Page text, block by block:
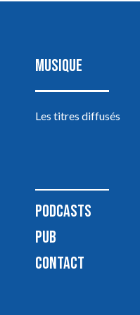
MUSIQUE
Les titres diffusés
PODCASTS
PUB
CONTACT